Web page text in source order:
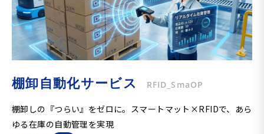
棚卸自動化サービス RFID_SmaOP
棚卸しの『つらい』をゼロに。スマートマット×RFIDで、あら
ゆる在庫の自動管理を実現